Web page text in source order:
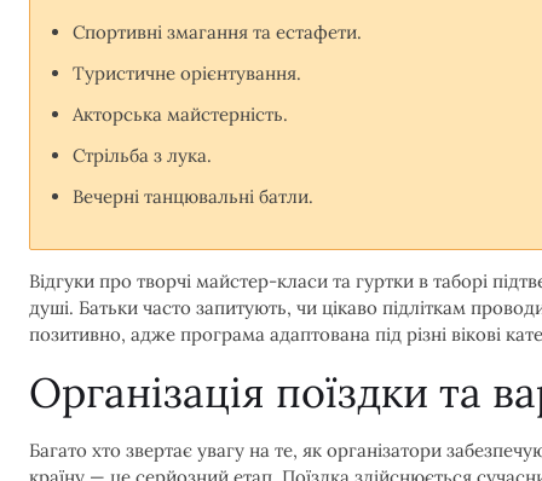
Спортивні змагання та естафети.
Туристичне орієнтування.
Акторська майстерність.
Стрільба з лука.
Вечерні танцювальні батли.
Відгуки про творчі майстер-класи та гуртки в таборі
душі. Батьки часто запитують, чи цікаво підліткам
позитивно, адже програма адаптована під різні вікові
Організація поїздки та
Багато хто звертає увагу на те, як організатори